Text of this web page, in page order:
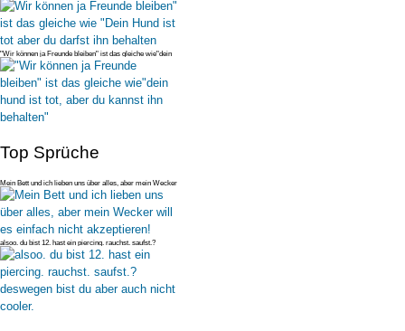
Hund ist tot ab
"Wir können ja Freunde bleiben" ist das gleiche wie"dein
hund ist tot, a
Top Sprüche
Mein Bett und ich lieben uns über alles, aber mein Wecker
will es einfac
alsoo. du bist 12. hast ein piercing. rauchst. saufst.?
deswegen bist du